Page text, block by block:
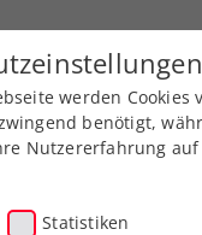
Aktuelle
werden Cookies
benötigt,
Nutzererfahrung
Statistiken